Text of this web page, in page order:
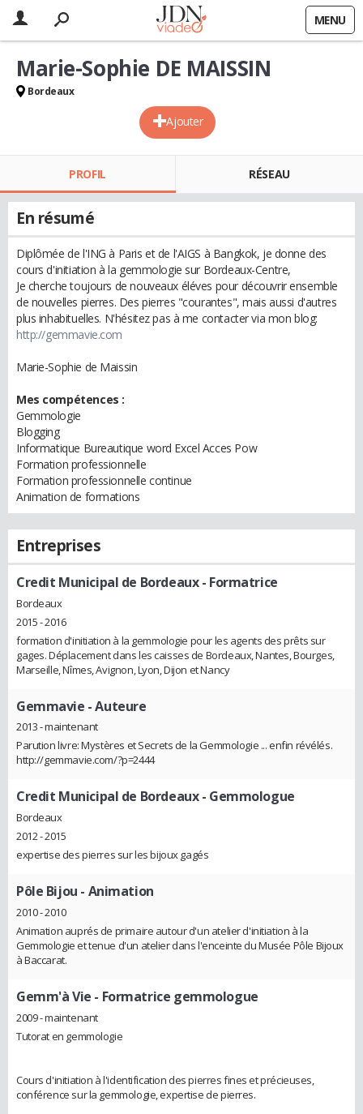
MENU
Ajouter
Marie-Sophie DE MAISSIN
Bordeaux
PROFIL RÉSEAU
En résumé
Diplômée de l'ING à Paris et de l'AIGS à Bangkok, je donne des
cours d'initiation à la gemmologie sur Bordeaux-Centre,
Je cherche toujours de nouveaux éléves pour découvrir ensemble
de nouvelles pierres. Des pierres "courantes", mais aussi d'autres
plus inhabituelles. N'hésitez pas à me contacter via mon blog:
http://gemmavie.com
Marie-Sophie de Maissin
Mes compétences :
Gemmologie
Blogging
Informatique Bureautique word Excel Acces Pow
Formation professionnelle
Formation professionnelle continue
Animation de formations
Entreprises
Credit Municipal de Bordeaux- Formatrice
Bordeaux
2015 - 2016
formation d'initiation à la gemmologie pour les agents des prêts sur
gages. Déplacement dans les caisses de Bordeaux, Nantes, Bourges,
Marseille, Nîmes, Avignon, Lyon, Dijon et Nancy
Gemmavie - Auteure
2013 - maintenant
Parution livre: Mystères et Secrets de la Gemmologie ... enfin révélés.
http://gemmavie.com/?p=2444
Credit Municipal de Bordeaux- Gemmologue
Bordeaux
2012 - 2015
expertise des pierres sur les bijoux gagés
Pôle Bijou - Animation
2010 - 2010
Animation auprés de primaire autour d'un atelier d'initiation à la
Gemmologie et tenue d'un atelier dans l'enceinte du Musée Pôle Bijoux
à Baccarat.
Gemm'à Vie - Formatrice gemmologue
2009 - maintenant
Tutorat en gemmologie
Cours d'initiation à l'identification des pierres fines et précieuses,
conférence sur la gemmologie, expertise de pierres.